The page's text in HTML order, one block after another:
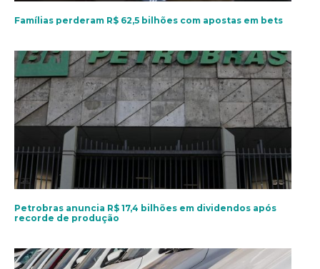
Famílias perderam R$ 62,5 bilhões com apostas em bets
Petrobras anuncia R$ 17,4 bilhões em dividendos após
recorde de produção